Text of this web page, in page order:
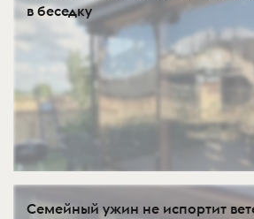
в беседку
Семейный ужин не испортит